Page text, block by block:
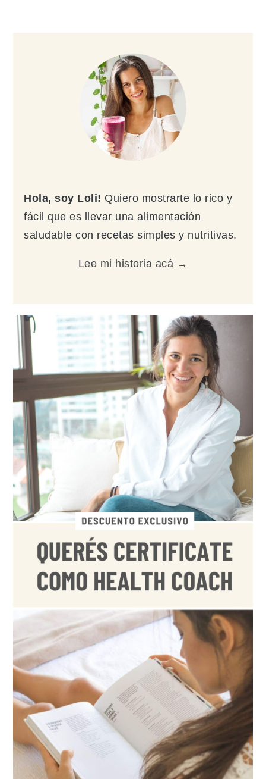
Hola, soy Loli! Quiero mostrarte lo rico y
fácil que es llevar una alimentación
saludable con recetas simples y nutritivas.
Lee mi historia acá →